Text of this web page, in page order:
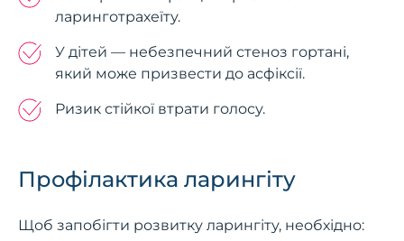
ларинготрахеїту.
У дітей — небезпечний стеноз гортані,
який може призвести до асфіксії.
Ризик стійкої втрати голосу.
Профілактика ларингіту
Щоб запобігти розвитку ларингіту, необхідно: